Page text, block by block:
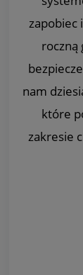
zapobiec
roczną
nam
które
zakresie